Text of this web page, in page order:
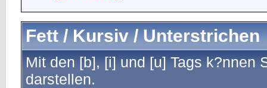
Fett / Kursiv / Unterstrichen
Mit den [b], [i] und [u] Tags k?nnen
darstellen.